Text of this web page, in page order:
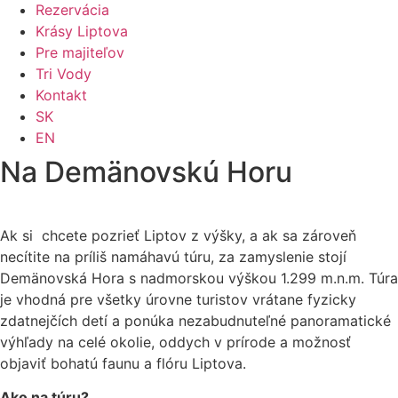
Rezervácia
Krásy Liptova
Pre majiteľov
Tri Vody
Kontakt
SK
EN
Na Demänovskú Horu
Ak si chcete pozrieť Liptov z výšky, a ak sa zároveň
necítite na príliš namáhavú túru, za zamyslenie stojí
Demänovská Hora s nadmorskou výškou 1.299 m.n.m. Túra
je vhodná pre všetky úrovne turistov vrátane fyzicky
zdatnejčích detí a ponúka nezabudnuteľné panoramatické
výhľady na celé okolie, oddych v prírode a možnosť
objaviť bohatú faunu a flóru Liptova.